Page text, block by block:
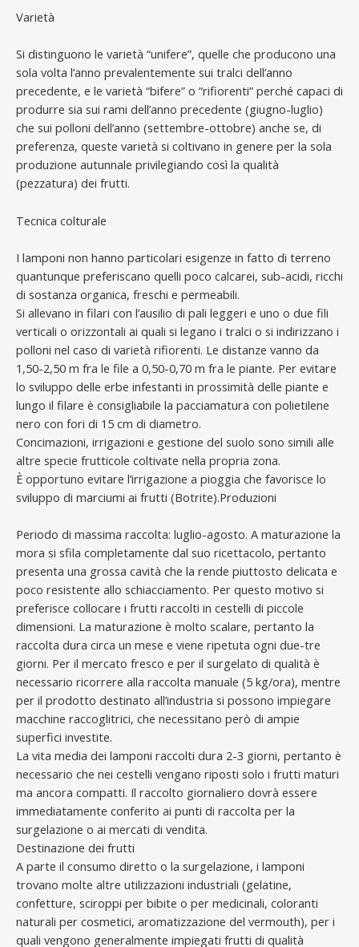
Varietà
Si distinguono le varietà “unifere”, quelle che producono una
sola volta l’anno prevalentemente sui tralci dell’anno
precedente, e le varietà “bifere” o “rifiorenti” perché capaci di
produrre sia sui rami dell’anno precedente (giugno-luglio)
che sui polloni dell’anno (settembre-ottobre) anche se, di
preferenza, queste varietà si coltivano in genere per la sola
produzione autunnale privilegiando così la qualità
(pezzatura) dei frutti.
Tecnica colturale
I lamponi non hanno particolari esigenze in fatto di terreno
quantunque preferiscano quelli poco calcarei, sub-acidi, ricchi
di sostanza organica, freschi e permeabili.
Si allevano in filari con l’ausilio di pali leggeri e uno o due fili
verticali o orizzontali ai quali si legano i tralci o si indirizzano i
polloni nel caso di varietà rifiorenti. Le distanze vanno da
1,50-2,50 m fra le file a 0,50-0,70 m fra le piante. Per evitare
lo sviluppo delle erbe infestanti in prossimità delle piante e
lungo il filare è consigliabile la pacciamatura con polietilene
nero con fori di 15 cm di diametro.
Concimazioni, irrigazioni e gestione del suolo sono simili alle
altre specie frutticole coltivate nella propria zona.
È opportuno evitare l’irrigazione a pioggia che favorisce lo
sviluppo di marciumi ai frutti (Botrite).Produzioni
Periodo di massima raccolta: luglio-agosto. A maturazione la
mora si sfila completamente dal suo ricettacolo, pertanto
presenta una grossa cavità che la rende piuttosto delicata e
poco resistente allo schiacciamento. Per questo motivo si
preferisce collocare i frutti raccolti in cestelli di piccole
dimensioni. La maturazione è molto scalare, pertanto la
raccolta dura circa un mese e viene ripetuta ogni due-tre
giorni. Per il mercato fresco e per il surgelato di qualità è
necessario ricorrere alla raccolta manuale (5 kg/ora), mentre
per il prodotto destinato all’industria si possono impiegare
macchine raccoglitrici, che necessitano però di ampie
superfici investite.
La vita media dei lamponi raccolti dura 2-3 giorni, pertanto è
necessario che nei cestelli vengano riposti solo i frutti maturi
ma ancora compatti. Il raccolto giornaliero dovrà essere
immediatamente conferito ai punti di raccolta per la
surgelazione o ai mercati di vendita.
Destinazione dei frutti
A parte il consumo diretto o la surgelazione, i lamponi
trovano molte altre utilizzazioni industriali (gelatine,
confetture, sciroppi per bibite o per medicinali, coloranti
naturali per cosmetici, aromatizzazione del vermouth), per i
quali vengono generalmente impiegati frutti di qualità